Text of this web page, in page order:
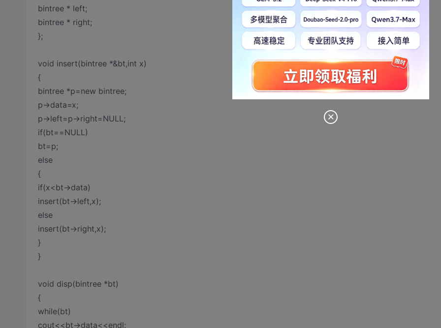
bintree * left;
bintree * right;
};
void insert(bintree *&bt,int x)
{
bintree *p=new bintree;
p->data=x;
p->left=p->right=NULL;
if(bt==NULL)
bt=p;
else
{
if(x<bt->data)
insert(bt->left,x);
else
insert(bt->right,x);
}
}
void disp(bintree *bt)
{
while(bt)
cout<<bt->data<<endl;